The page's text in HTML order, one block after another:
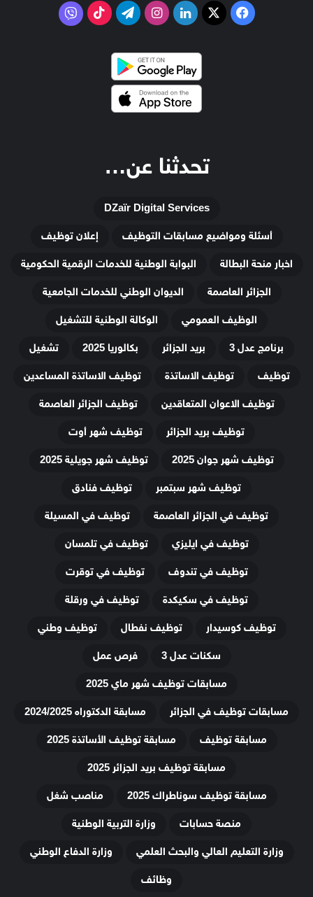
فيسبوك
‫X لينكدإنانستقرامتيلقرام‫TikTokفايبر
تحدثنا عن…
DZaïr Digital Services
أسئلة ومواضيع مسابقات التوظيف
إعلان توظيف
اخبار منحة البطالة
البوابة الوطنية للخدمات الرقمية الحكومية
الجزائر العاصمة
الديوان الوطني للخدمات الجامعية
الوظيف العمومي
الوكالة الوطنية للتشغيل
برنامج عدل 3
بريد الجزائر بكالوريا 2025
تشغيل
توظيف
توظيف الاساتذة
توظيف الاساتذة المساعدين
توظيف الاعوان المتعاقدين
توظيف الجزائر العاصمة
توظيف بريد الجزائر
توظيف شهر أوت
توظيف شهر جوان 2025
توظيف شهر جويلية 2025
توظيف شهر سبتمبر
توظيف فنادق
توظيف في الجزائر العاصمة
توظيف في المسيلة
توظيف في ايليزي
توظيف في تلمسان
توظيف في تندوف
توظيف في توقرت
توظيف في سكيكدة
توظيف في ورقلة
توظيف كوسيدار
توظيف نفطال
توظيف وطني
سكنات عدل 3
فرص عمل
مسابقات توظيف شهر ماي 2025
مسابقات توظيف في الجزائر
مسابقة الدكتوراه 2024/2025
مسابقة توظيف
مسابقة توظيف الأساتذة 2025
مسابقة توظيف بريد الجزائر 2025
مسابقة توظيف سوناطراك 2025
مناصب شغل
منصة حسابات
وزارة التربية الوطنية
وزارة التعليم العالي والبحث العلمي
وزارة الدفاع الوطني
وظائف